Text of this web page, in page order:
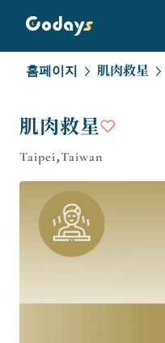
홈페이지 肌肉救星
肌肉救星
Taipei,Taiwan